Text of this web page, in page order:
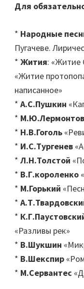
Для
* Народные
Пугачеве.
* Жития: «Житие
«Житие
написанное»
* А.С.Пушкин
* М.Ю.Лермонтов
* Н.В.Гоголь
* И.С.Тургенев
* Л.Н.Толстой
* В.Г.короленко
* М.Горький
*
*
«Разливы рек»
* В.Шукшин
* В.Шекспир
* М.Сервантес